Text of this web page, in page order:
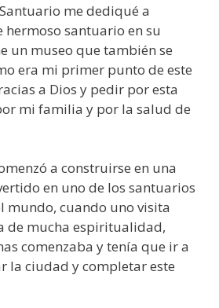
me dediqué a
hermoso santuario en su
un museo que también se
era mi primer punto de este
a Dios y pedir por esta
mi familia y por la salud de
a construirse en una
en uno de los santuarios
mundo, cuando uno visita
de mucha espiritualidad,
comenzaba y tenía que ir a
la ciudad y completar este